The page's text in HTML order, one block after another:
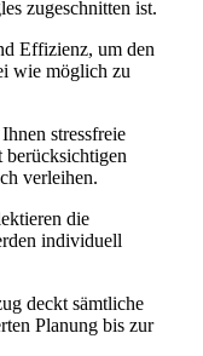
zugeschnitten ist.
Effizienz, um den
wie möglich zu
stressfreie
berücksichtigen
verleihen.
die
individuell
deckt sämtliche
Planung bis zur